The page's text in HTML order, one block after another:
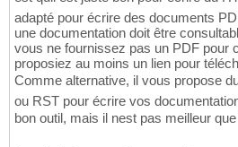
adapté pour écrire des documents
une documentation doit être
vous ne fournissez pas un PDF pour
proposiez au moins un lien pour
Comme alternative, il vous propose
ou RST pour écrire vos
bon outil, mais il nest pas meilleur